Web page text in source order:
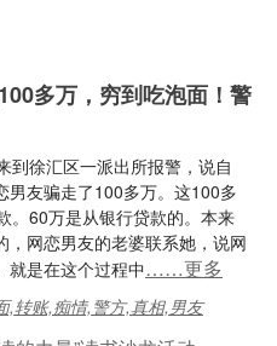
多万，穷到吃泡面！警
到徐汇区一派出所报警，说自
男友骗走了100多万。这100多
。60万是从银行贷款的。本来
网恋男友的老婆联系她，说网
就是在这个过程中……更多
,转账,痴情,警方,真相,男友